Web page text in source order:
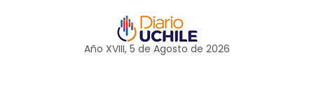
Año XVIII, 5 de Agosto de 2026